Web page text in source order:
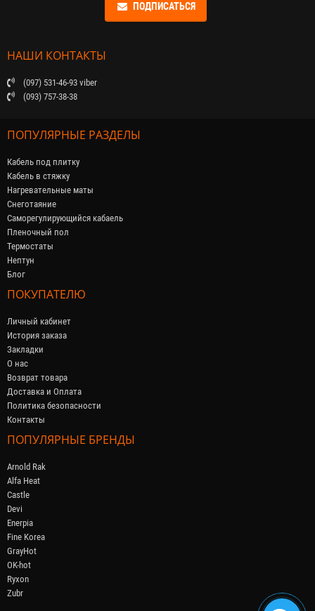
ПОДПИСАТЬСЯ
НАШИ КОНТАКТЫ
(097) 531-46-93 viber
(093) 757-38-38
ПОПУЛЯРНЫЕ РАЗДЕЛЫ
Кабель под плитку
Кабель в стяжку
Нагревательные маты
Снеготаяние
Саморегулирующийся кабaель
Пленочный пол
Термостаты
Нептун
Блог
ПОКУПАТЕЛЮ
Личный кабинет
История заказа
Закладки
О нас
Возврат товара
Доставка и Оплата
Политика безопасности
Контакты
ПОПУЛЯРНЫЕ БРЕНДЫ
Arnold Rak
Alfa Heat
Castle
Devi
Enerpia
Fine Korea
GrayHot
OK-hot
Ryxon
Zubr